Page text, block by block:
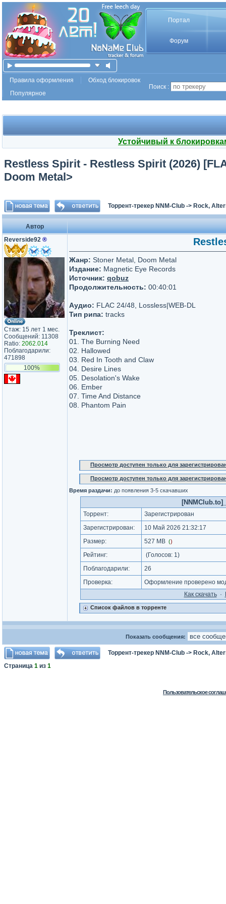
Портал
Форум
Правила оформления
Обход блокировок
Популярное
Поиск :
Устойчивый к
Restless Spirit - Restless Spirit (2026)
Doom Metal>
Торрент-трекер NNM-Club -> Rock,
Автор
Reverside92 ®
Стаж: 15 лет 1 мес.
Сообщений: 11308
Ratio: 2062.014
Поблагодарили:
471898
100%
Жанр: Stoner Metal, Doom Metal
Издание: Magnetic Eye Records
Источник: qobuz
Продолжительность: 00:40:01
Аудио: FLAC 24/48, Lossless|WEB-DL
Тип рипа: tracks
Треклист:
01. The Burning Need
02. Hallowed
03. Red In Tooth and Claw
04. Desire Lines
05. Desolation's Wake
06. Ember
07. Time And Distance
08. Phantom Pain
Просмотр доступен только для
Просмотр доступен только для
Время раздачи: до появления 3-5 скачавших
Торрент:
Зарегистрирован
Зарегистрирован:
10 Май 2026 21:32:17
Размер:
527 MB ()
Рейтинг: (Голосов: 1)
Поблагодарили:
26
Проверка:
Оформление проверено
Как cкачать·
Список файлов в торренте
Показать сообщения:
Торрент-трекер NNM-Club -> Rock,
Страница 1 из 1
Пользовательское